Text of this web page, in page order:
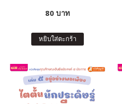
80 บาท
หยิบใส่ตะกร้า